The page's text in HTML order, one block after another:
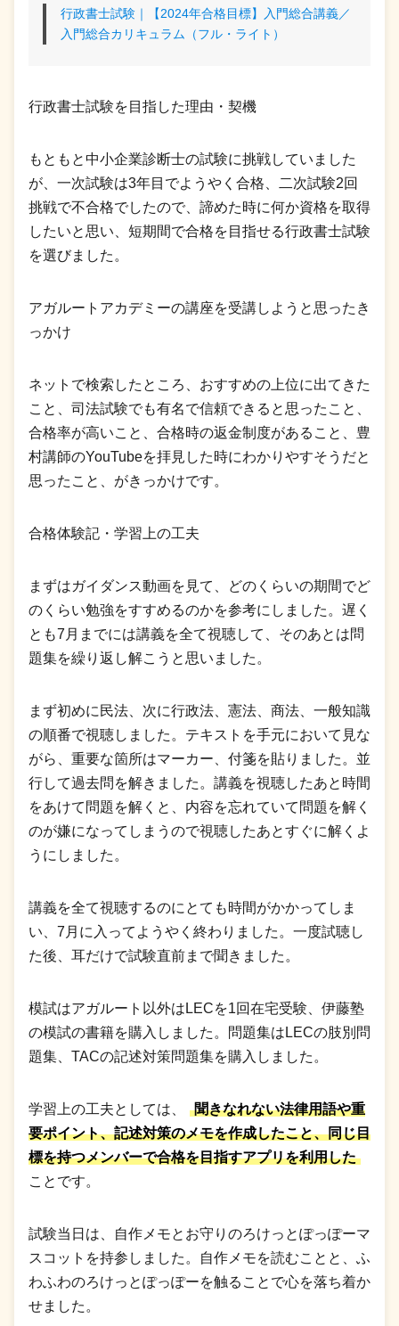
行政書士試験｜【2024年合格目標】入門総合講義／
入門総合カリキュラム（フル・ライト）
行政書士試験を目指した理由・契機
もともと中小企業診断士の試験に挑戦していました
が、一次試験は3年目でようやく合格、二次試験2回
挑戦で不合格でしたので、諦めた時に何か資格を取得
したいと思い、短期間で合格を目指せる行政書士試験
を選びました。
アガルートアカデミーの講座を受講しようと思ったき
っかけ
ネットで検索したところ、おすすめの上位に出てきた
こと、司法試験でも有名で信頼できると思ったこと、
合格率が高いこと、合格時の返金制度があること、豊
村講師のYouTubeを拝見した時にわかりやすそうだと
思ったこと、がきっかけです。
合格体験記・学習上の工夫
まずはガイダンス動画を見て、どのくらいの期間でど
のくらい勉強をすすめるのかを参考にしました。遅く
とも7月までには講義を全て視聴して、そのあとは問
題集を繰り返し解こうと思いました。
まず初めに民法、次に行政法、憲法、商法、一般知識
の順番で視聴しました。テキストを手元において見な
がら、重要な箇所はマーカー、付箋を貼りました。並
行して過去問を解きました。講義を視聴したあと時間
をあけて問題を解くと、内容を忘れていて問題を解く
のが嫌になってしまうので視聴したあとすぐに解くよ
うにしました。
講義を全て視聴するのにとても時間がかかってしま
い、7月に入ってようやく終わりました。一度試聴し
た後、耳だけで試験直前まで聞きました。
模試はアガルート以外はLECを1回在宅受験、伊藤塾
の模試の書籍を購入しました。問題集はLECの肢別問
題集、TACの記述対策問題集を購入しました。
学習上の工夫としては、
聞きなれない法律用語や重
要ポイント、記述対策のメモを作成したこと、同じ目
標を持つメンバーで合格を目指すアプリを利用した
ことです。
試験当日は、自作メモとお守りのろけっとぽっぽーマ
スコットを持参しました。自作メモを読むことと、ふ
わふわのろけっとぽっぽーを触ることで心を落ち着か
せました。